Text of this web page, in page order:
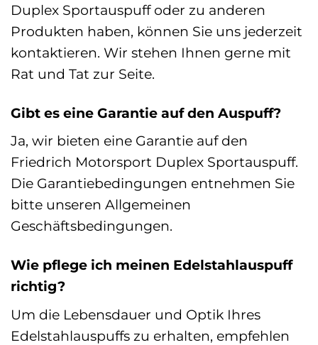
Duplex Sportauspuff oder zu anderen
Produkten haben, können Sie uns jederzeit
kontaktieren. Wir stehen Ihnen gerne mit
Rat und Tat zur Seite.
Gibt es eine Garantie auf den Auspuff?
Ja, wir bieten eine Garantie auf den
Friedrich Motorsport Duplex Sportauspuff.
Die Garantiebedingungen entnehmen Sie
bitte unseren Allgemeinen
Geschäftsbedingungen.
Wie pflege ich meinen Edelstahlauspuff
richtig?
Um die Lebensdauer und Optik Ihres
Edelstahlauspuffs zu erhalten, empfehlen